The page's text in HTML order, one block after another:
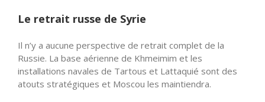
Le retrait russe de Syrie
Il n’y a aucune perspective de retrait complet de la
Russie. La base aérienne de Khmeimim et les
installations navales de Tartous et Lattaquié sont des
atouts stratégiques et Moscou les maintiendra.